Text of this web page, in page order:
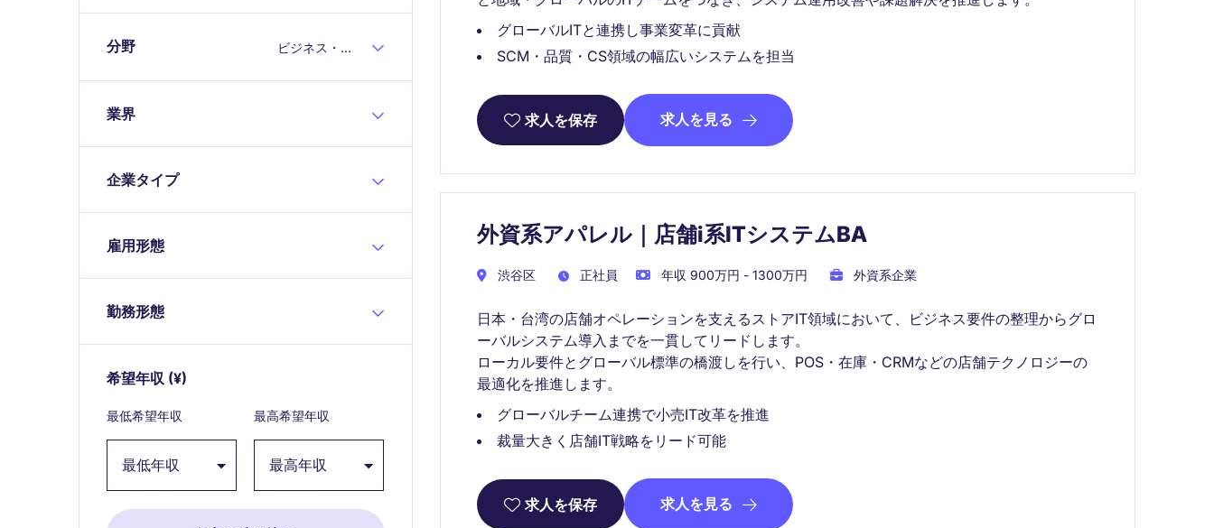
分野 ビジネス・アナリシス
業界
企業タイプ
雇用形態
勤務形態
希望年収 (¥)
最低希望年収 最高希望年収
グローバルITと連携し事業変革に貢献
SCM・品質・CS領域の幅広いシステムを担当
求人を保存 求人を見る
外資系アパレル｜店舗i系ITシステムBA
渋谷区 正社員 年収 900万円 - 1300万円 外資系企業
日本・台湾の店舗オペレーションを支えるストアIT領域において、ビジネス要件の整理からグロ
ーバルシステム導入までを一貫してリードします。
ローカル要件とグローバル標準の橋渡しを行い、POS・在庫・CRMなどの店舗テクノロジーの
最適化を推進します。
グローバルチーム連携で小売IT改革を推進
裁量大きく店舗IT戦略をリード可能
求人を保存 求人を見る